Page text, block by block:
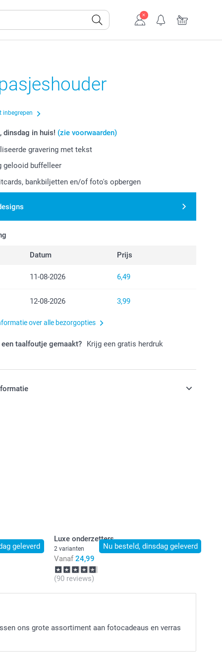
inbegrepen
dinsdag in huis! (zie voorwaarden)
gravering met tekst
gelooid buffelleer
bankbiljetten en/of foto's opbergen
Datum Prijs
11-08-2026 6,49
12-08-2026 3,99
over alle bezorgopties
een taalfoutje gemaakt? Krijg een gratis herdruk
geleverd Nu besteld, dinsdag geleverd
Luxe onderzetters
2 varianten
Vanaf 24,99
(90 reviews)
ons grote assortiment aan fotocadeaus en verras